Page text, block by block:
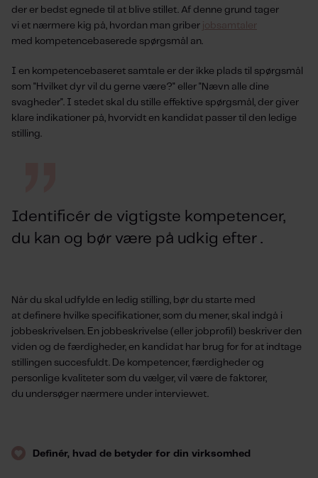
der er bedst egnede til at blive stillet. Af denne grund tager
vi et nærmere kig på, hvordan man griber jobsamtaler
med kompetencebaserede spørgsmål an.
I en kompetencebaseret samtale er der ikke plads til spørgsmål
som " Hvilket dyr vil du gerne være?" eller " Nævn alle dine
svagheder". I stedet skal du stille effektive spørgsmål, der giver
klare indikationer på, hvorvidt en kandidat passer til den ledige
stilling.
Identificér de vigtigste kompetencer,
du kan og bør være på udkig efter .
Når du skal udfylde en ledig stilling, bør du starte med
at definere hvilke specifikationer, som du mener, skal indgå i
jobbeskrivelsen. En jobbeskrivelse ( eller jobprofil ) beskriver den
viden og de færdigheder, en kandidat har brug for for at indtage
stillingen succesfuldt. De kompetencer, færdigheder og
personlige kvaliteter som du vælger, vil være de faktorer,
du undersøger nærmere under interviewet.
Definér, hvad de betyder for din virksomhed